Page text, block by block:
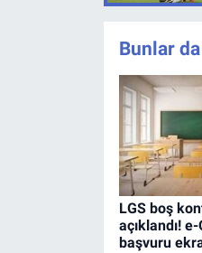
Bunlar
LGS boş
açıklandı!
başvuru